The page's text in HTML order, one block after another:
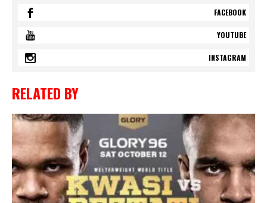
FACEBOOK
YOUTUBE
INSTAGRAM
RELATED BY